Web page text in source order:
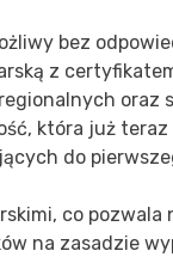
bez
z
oraz
która już
do
co pozwala
na zasadzie